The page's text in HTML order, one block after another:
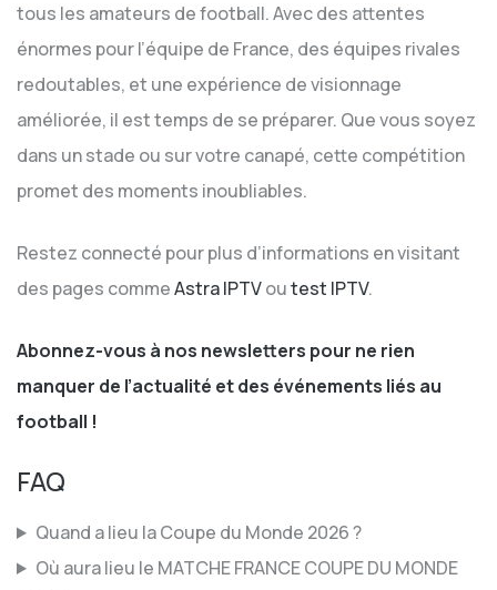
tous les amateurs de football. Avec des attentes
énormes pour l’équipe de France, des équipes rivales
redoutables, et une expérience de visionnage
améliorée, il est temps de se préparer. Que vous soyez
dans un stade ou sur votre canapé, cette compétition
promet des moments inoubliables.
Restez connecté pour plus d’informations en visitant
des pages commeAstra IPTVoutest IPTV.
Abonnez-vous à nos newsletters pour ne rien
manquer de l’actualité et des événements liés au
football !
FAQ
Quand a lieu la Coupe du Monde 2026 ?
Où aura lieu le MATCHE FRANCE COUPE DU MONDE